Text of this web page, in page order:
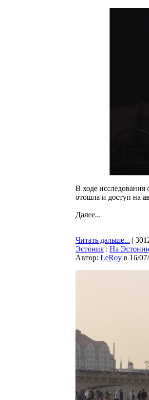
В ходе исследования
отошла и доступ на
Далее...
Читать дальше... |
Эстония : На
Автор: LeRoy в 16/